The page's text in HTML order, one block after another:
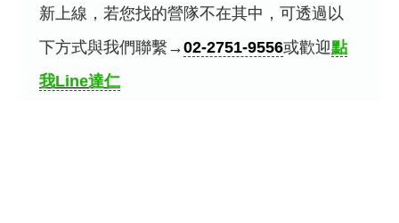
新上線，若您找的營隊不在其中，可透過以
下方式與我們聯繫→02-2751-9556或歡迎點
我Line達仁